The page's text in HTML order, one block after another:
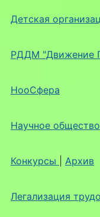
Детская
РДДМ "Движение
НооСфера
Научное
Конкурсы Архив
Легализация